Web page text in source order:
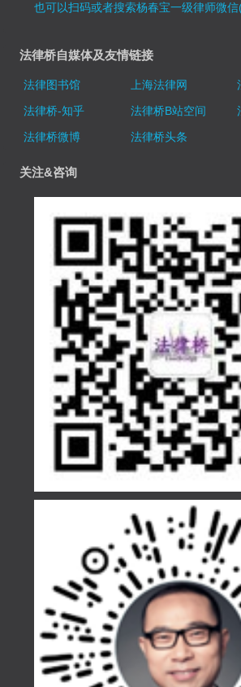
也可以扫码或者搜索杨春宝一级律师微
法律桥自媒体及友情链接
法律图书馆 上海法律网
法律桥-知乎
法律桥B站空间
法律桥微博
法律桥头条
关注&咨询